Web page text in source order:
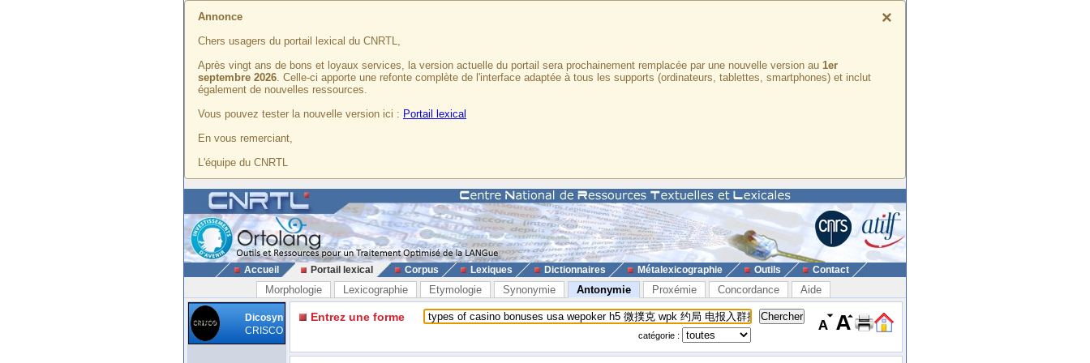
×
Annonce
Chers usagers du portail lexical du CNRTL,
Après vingt ans de bons et loyaux services, la version actuelle du portail sera prochainement remplacée par une nouvelle version au 1er
septembre 2026. Celle-ci apporte une refonte complète de l'interface adaptée à tous les supports (ordinateurs, tablettes, smartphones) et inclut
également de nouvelles ressources.
Vous pouvez tester la nouvelle version ici : Portail lexical
En vous remerciant,
L'équipe du CNRTL
Accueil Portail lexical Corpus Lexiques Dictionnaires Métalexicographie Outils Contact
Morphologie Lexicographie Etymologie Synonymie Antonymie Proxémie Concordance Aide
Dicosyn
CRISCO
Entrez une forme
catégorie :